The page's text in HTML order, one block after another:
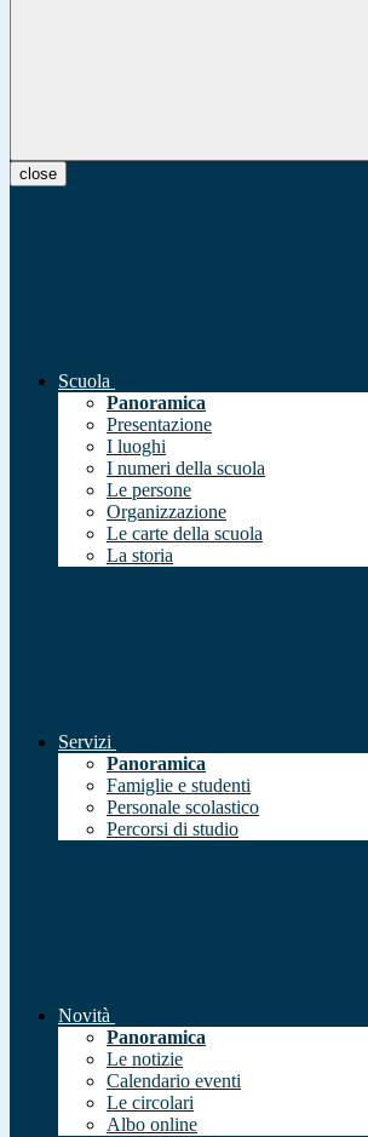
close
Scuola
Panoramica
Presentazione
I luoghi
I numeri della scuola
Le persone
Organizzazione
Le carte della scuola
La storia
Servizi
Panoramica
Famiglie e studenti
Personale scolastico
Percorsi di studio
Novità
Panoramica
Le notizie
Calendario eventi
Le circolari
Albo online